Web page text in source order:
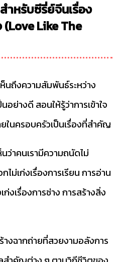
ำหรับซีรี่ย์จีนเรื่อง
(Love Like The
นถึงความสัมพันธ์ระหว่าง
อย่างดี สอนให้รู้ว่าการเข้าใจ
นครอบครัวเป็นเรื่องที่สำคัญ
ว่าคนเรามีความถนัดไม่
ไม่เก่งเรื่องการเรียน การอ่าน
งเรื่องการช่าง การสร้างสิ่ง
างฉากถ่ายที่สวยงามอลังการ